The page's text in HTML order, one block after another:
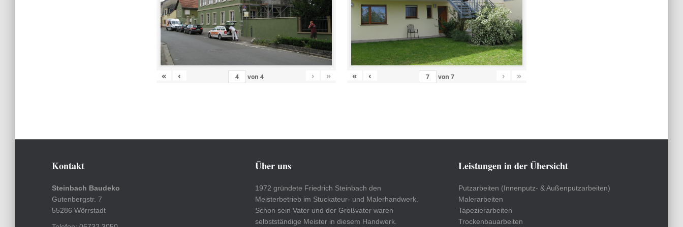
« ‹ von4 › » « ‹ von7 › »
Kontakt
Steinbach Baudeko
Gutenbergstr. 7
55286 Wörrstadt
Über uns
1972 gründete Friedrich Steinbach den
Meisterbetrieb im Stuckateur- und Malerhandwerk.
Schon sein Vater und der Großvater waren
selbstständige Meister in diesem Handwerk.
Leistungen in der Übersicht
Putzarbeiten (Innenputz- & Außenputzarbeiten)
Malerarbeiten
Tapezierarbeiten
Trockenbauarbeiten